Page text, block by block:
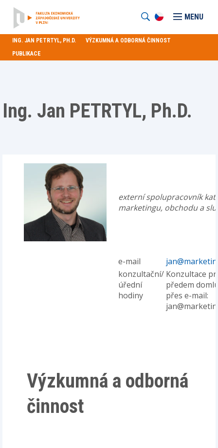
MENU
ING. JAN PETRTYL, PH.D.
VÝZKUMNÁ A ODBORNÁ ČINNOST
PUBLIKACE
Ing. Jan PETRTYL, Ph.D.
externí spolupracovník
marketingu, obchodu a
e-mail
konzultační/
úřední
hodiny
Konzultace
předem
přes e-mail:
Výzkumná a odborná
činnost